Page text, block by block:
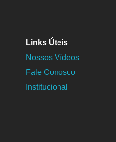
Links Úteis
Nossos Vídeos
Fale Conosco
Institucional